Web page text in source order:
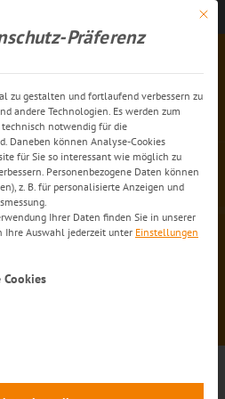
Mit
Präferenz
zu gestalten und fortlaufend verbessern zu
andere Technologien. Es werden zum
notwendig für die
Daneben können Analyse-Cookies
für Sie so interessant wie möglich zu
Personenbezogene Daten können
z. B. für personalisierte Anzeigen und
Ihrer Daten finden Sie in unserer
Ihre Auswahl jederzeit unter Einstellungen
Gruppen, für die eine